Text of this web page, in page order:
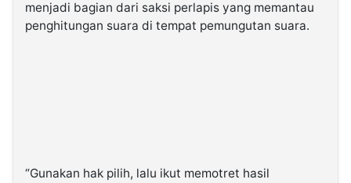
menjadi bagian dari saksi perlapis yang memantau
penghitungan suara di tempat pemungutan suara.
“Gunakan hak pilih, lalu ikut memotret hasil